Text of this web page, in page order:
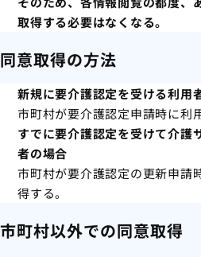
取得する必要はなくなる。
同意取得の方法
新規に要介護認定を受ける利用
市町村が要介護認定申請時に利
すでに要介護認定を受けて介護
者の場合
市町村が要介護認定の更新申請
得する。
市町村以外での同意取得